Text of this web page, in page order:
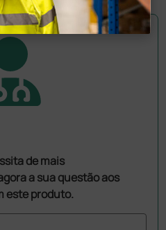
de mais
a sua questão aos
este produto.